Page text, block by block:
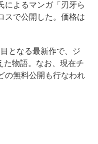
よるマンガ「刃牙ら
スで公開した。価格は
となる最新作で、ジ
た物語。なお、現在チ
の無料公開も行なわれ